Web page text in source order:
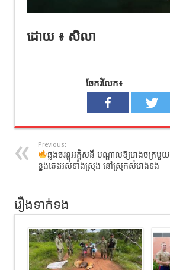
ដោយ ៖ សិលា
ចែករំលែក៖
Previous:
ឆ្លងចរន្ដអគ្គិសនី បណ្តាលឱ្យរោងចក្រមួយ
ខ្នងឆេះអស់ទាំងស្រុង នៅស្រុកសំរោងទង
រឿងទាក់ទង